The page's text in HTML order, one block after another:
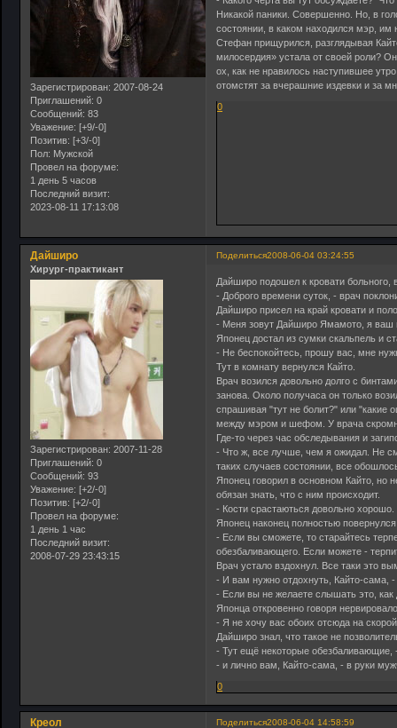
Зарегистрирован: 2007-08-24
Приглашений: 0
Сообщений: 83
Уважение: [+9/-0]
Позитив: [+3/-0]
Пол: Мужской
Провел на форуме:
1 день 5 часов
Последний визит:
2023-08-11 17:13:08
Никакой паники. Совершенно. Но, в
состоянии, в каком находился мэр, им
Стефан прищурился, разглядывая
милосердия» устала от своей роли?
ох, как не нравилось наступившее
отомстят за вчерашние издевки и за
0
Поделиться2008-06-04 03:24:55
Дайширо
Хирург-практикант
Зарегистрирован: 2007-11-28
Приглашений: 0
Сообщений: 93
Уважение: [+2/-0]
Позитив: [+2/-0]
Провел на форуме:
1 день 1 час
Последний визит:
2008-07-29 23:43:15
Дайширо подошел к кровати больного,
- Доброго времени суток, - врач
Дайширо присел на край кровати и
- Меня зовут Дайширо Ямамото, я ваш
Японец достал из сумки скальпель и
- Не беспокойтесь, прошу вас, мне
Тут в комнату вернулся Кайто.
Врач возился довольно долго с
занова. Около получаса он только
спрашивая "тут не болит?" или "какие
между мэром и шефом. У врача
Где-то через час обследывания и
- Что ж, все лучше, чем я ожидал. Не
таких случаев состоянии, все
Японец говорил в основном Кайто, но
обязан знать, что с ним происходит.
- Кости срастаються довольно хорошо.
Японец наконец полностью
- Если вы сможете, то старайтесь
обезбаливающего. Если можете -
Врач устало вздохнул. Все таки это
- И вам нужно отдохнуть, Кайто-сама,
- Если вы не желаете слышать это,
Японца откровенно говоря
- Я не хочу вас обоих отсюда на
Дайширо знал, что такое не
- Тут ещё некоторые обезбаливающие,
- и лично вам, Кайто-сама, - в руки
0
Поделиться2008-06-04 14:58:59
Креол